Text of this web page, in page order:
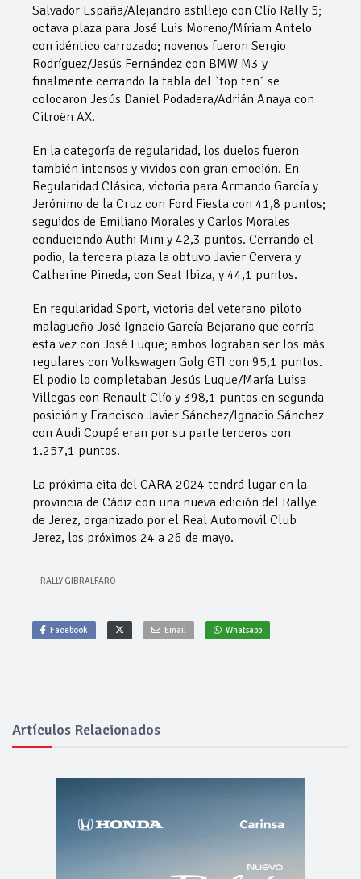
Salvador España/Alejandro astillejo con Clío Rally 5;
octava plaza para José Luis Moreno/Míriam Antelo
con idéntico carrozado; novenos fueron Sergio
Rodríguez/Jesús Fernández con BMW M3 y
finalmente cerrando la tabla del `top ten´ se
colocaron Jesús Daniel Podadera/Adrián Anaya con
Citroën AX.
En la categoría de regularidad, los duelos fueron
también intensos y vividos con gran emoción. En
Regularidad Clásica, victoria para Armando García y
Jerónimo de la Cruz con Ford Fiesta con 41,8 puntos;
seguidos de Emiliano Morales y Carlos Morales
conduciendo Authi Mini y 42,3 puntos. Cerrando el
podio, la tercera plaza la obtuvo Javier Cervera y
Catherine Pineda, con Seat Ibiza, y 44,1 puntos.
En regularidad Sport, victoria del veterano piloto
malagueño José Ignacio García Bejarano que corría
esta vez con José Luque; ambos lograban ser los más
regulares con Volkswagen Golg GTI con 95,1 puntos.
El podio lo completaban Jesús Luque/María Luisa
Villegas con Renault Clío y 398,1 puntos en segunda
posición y Francisco Javier Sánchez/Ignacio Sánchez
con Audi Coupé eran por su parte terceros con
1.257,1 puntos.
La próxima cita del CARA 2024 tendrá lugar en la
provincia de Cádiz con una nueva edición del Rallye
de Jerez, organizado por el Real Automovil Club
Jerez, los próximos 24 a 26 de mayo.
RALLY GIBRALFARO
Facebook Email Whatsapp
Artículos Relacionados